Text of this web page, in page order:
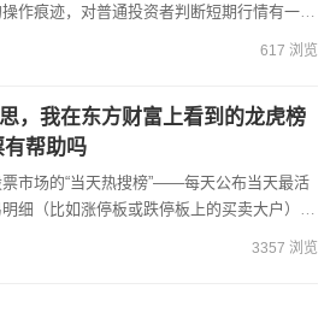
作痕迹，对普通投资者判断短期行情有一定
会带动个股走势，龙虎榜把这些交易公...
617 浏览
，我在东方财富上看到的龙虎榜
帮助吗
市场的“当天热搜榜”——每天公布当天最活
细​（比如涨停板或跌停板上的买卖大户）。
，对分析股票有一定帮助，但...
3357 浏览